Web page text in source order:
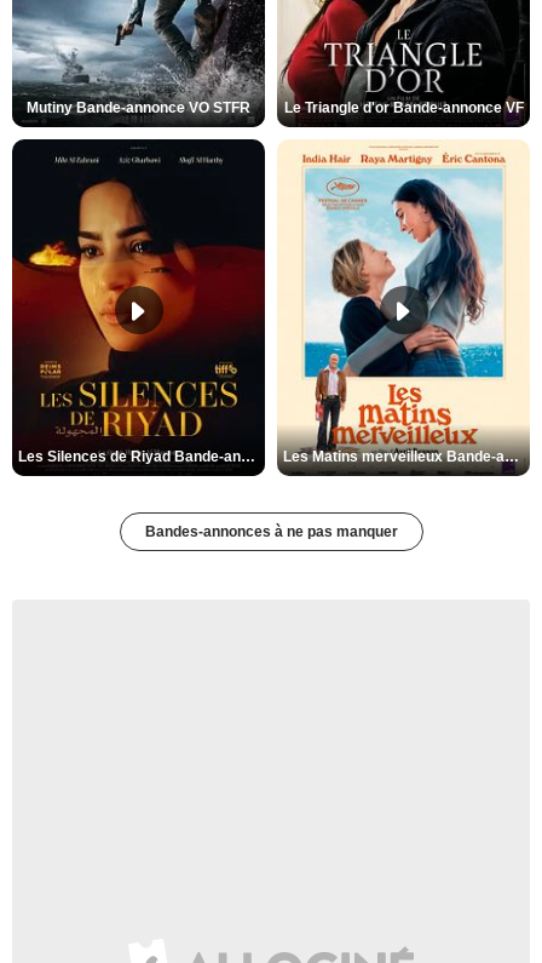
Mutiny Bande-annonce VO STFR Le Triangle d'or Bande-annonce VF
Les Silences de Riyad Bande-annonce VO STFR Les Matins merveilleux Bande-annonce VF
Bandes-annonces à ne pas manquer